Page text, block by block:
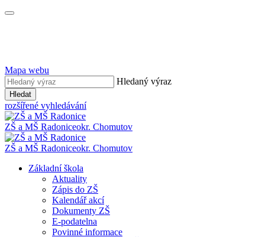
Mapa webu
Hledaný výraz
Hledat
rozšířené vyhledávání
ZŠ a MŠ Radoniceokr. Chomutov
ZŠ a MŠ Radoniceokr. Chomutov
Základní škola
Aktuality
Zápis do ZŠ
Kalendář akcí
Dokumenty ZŠ
E-podatelna
Povinné informace